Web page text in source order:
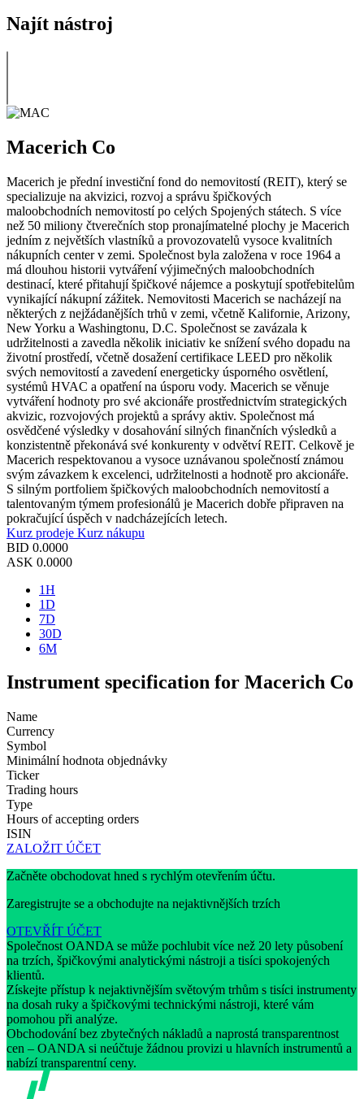
Najít nástroj
Macerich Co
Macerich je přední investiční fond do nemovitostí (REIT), který se
specializuje na akvizici, rozvoj a správu špičkových
maloobchodních nemovitostí po celých Spojených státech. S více
než 50 miliony čtverečních stop pronajímatelné plochy je Macerich
jedním z největších vlastníků a provozovatelů vysoce kvalitních
nákupních center v zemi. Společnost byla založena v roce 1964 a
má dlouhou historii vytváření výjimečných maloobchodních
destinací, které přitahují špičkové nájemce a poskytují spotřebitelům
vynikající nákupní zážitek. Nemovitosti Macerich se nacházejí na
některých z nejžádanějších trhů v zemi, včetně Kalifornie, Arizony,
New Yorku a Washingtonu, D.C. Společnost se zavázala k
udržitelnosti a zavedla několik iniciativ ke snížení svého dopadu na
životní prostředí, včetně dosažení certifikace LEED pro několik
svých nemovitostí a zavedení energeticky úsporného osvětlení,
systémů HVAC a opatření na úsporu vody. Macerich se věnuje
vytváření hodnoty pro své akcionáře prostřednictvím strategických
akvizic, rozvojových projektů a správy aktiv. Společnost má
osvědčené výsledky v dosahování silných finančních výsledků a
konzistentně překonává své konkurenty v odvětví REIT. Celkově je
Macerich respektovanou a vysoce uznávanou společností známou
svým závazkem k excelenci, udržitelnosti a hodnotě pro akcionáře.
S silným portfoliem špičkových maloobchodních nemovitostí a
talentovaným týmem profesionálů je Macerich dobře připraven na
pokračující úspěch v nadcházejících letech.
Kurz prodeje Kurz nákupu
BID 0.0000
ASK 0.0000
1H
1D
7D
30D
6M
Instrument specification for Macerich Co
Name
Currency
Symbol
Minimální hodnota objednávky
Ticker
Trading hours
Type
Hours of accepting orders
ISIN
ZALOŽIT ÚČET
Začněte obchodovat hned s rychlým otevřením účtu.
Zaregistrujte se a obchodujte na nejaktivnějších trzích
OTEVŘÍT ÚČET
Společnost OANDA se může pochlubit více než 20 lety působení
na trzích, špičkovými analytickými nástroji a tisíci spokojených
klientů.
Získejte přístup k nejaktivnějším světovým trhům s tisíci instrumenty
na dosah ruky a špičkovými technickými nástroji, které vám
pomohou při analýze.
Obchodování bez zbytečných nákladů a naprostá transparentnost
cen – OANDA si neúčtuje žádnou provizi u hlavních instrumentů a
nabízí transparentní ceny.